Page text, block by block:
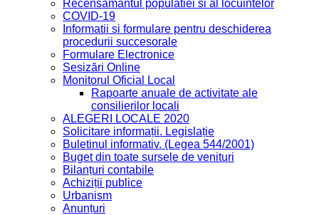
Recensamantul populatiei si al locuintelor
COVID-19
Informatii si formulare pentru deschiderea
procedurii succesorale
Formulare Electronice
Sesizări Online
Monitorul Oficial Local
Rapoarte anuale de activitate ale
consilierilor locali
ALEGERI LOCALE 2020
Solicitare informații. Legislație
Buletinul informativ. (Legea 544/2001)
Buget din toate sursele de venituri
Bilanțuri contabile
Achiziții publice
Urbanism
Anunțuri